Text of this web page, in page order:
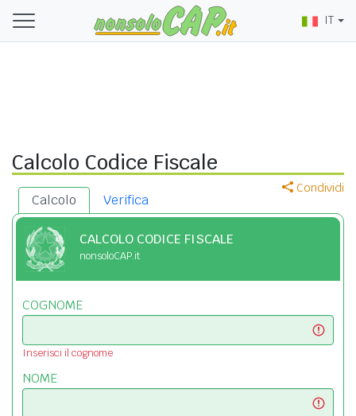
IT
Calcolo Codice Fiscale
Condividi
Calcolo Verifica
CALCOLO CODICE FISCALE
nonsoloCAP.it
COGNOME
Inserisci il cognome
NOME